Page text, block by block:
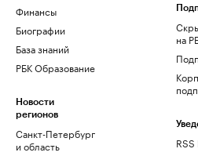
Финансы
Биографии
База знаний
РБК Образование
Новости
регионов
Санкт-Петербург
и область
на